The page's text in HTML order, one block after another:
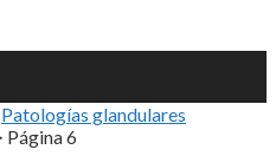
Patologías glandulares
Página 6